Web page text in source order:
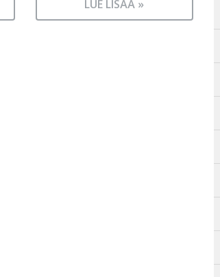
LUE LISÄÄ »